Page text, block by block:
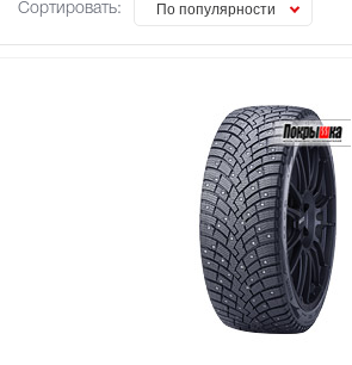
Сортировать: По популярности